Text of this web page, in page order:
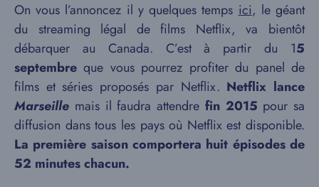
On vous l’annoncez il y quelques temps ici, le géant
du streaming légal de films Netflix, va bientôt
débarquer au Canada. C’est à partir du 15
septembre que vous pourrez profiter du panel de
films et séries proposés par Netflix. Netflix lance
Marseille mais il faudra attendre fin 2015 pour sa
diffusion dans tous les pays où Netflix est disponible.
La première saison comportera huit épisodes de
52 minutes chacun.